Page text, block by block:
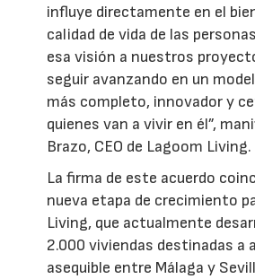
influye directamente en el
calidad de vida de las
esa visión a nuestros
seguir avanzando en un
más completo, innovador y
quienes van a vivir en él”,
Brazo, CEO de Lagoom Living.
La firma de este acuerdo
nueva etapa de crecimiento
Living, que actualmente
2.000 viviendas destinadas a
asequible entre Málaga y